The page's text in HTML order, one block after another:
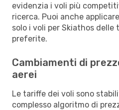
evidenzia i voli più
ricerca. Puoi anche
solo i voli per Skiathos delle
preferite.
Cambiamenti di
aerei
Le tariffe dei voli sono
complesso algoritmo di